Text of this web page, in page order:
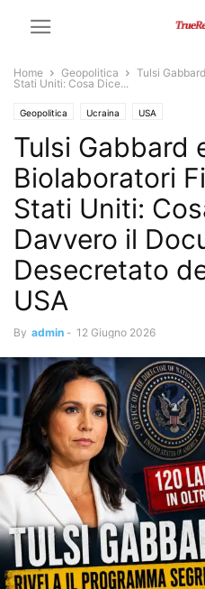
Home Geopolitica
Tulsi
Stati Uniti: Cosa Dice...
Geopolitica Ucraina USA
Tulsi Gabbard
Biolaboratori
Stati Uniti:
Davvero il
Desecretato
USA
By admin - 12 Giugno 2026